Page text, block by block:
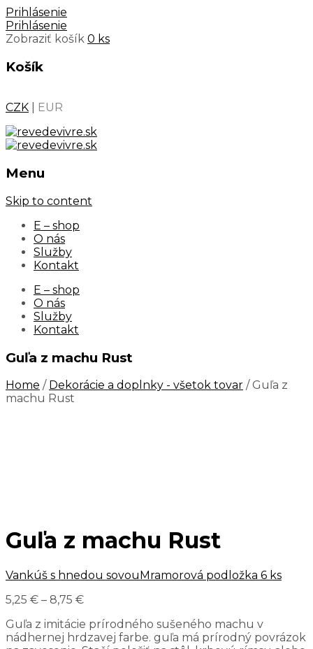
Prihlásenie
Prihlásenie
Zobraziť košík 0 ks
Košík
CZK EUR
Menu
Skip to content
E – shop
O nás
Služby
Kontakt
E – shop
O nás
Služby
Kontakt
Guľa z machu Rust
Home / Dekorácie a doplnky - všetok tovar / Guľa z
machu Rust
Guľa z machu Rust
Vankúš s hnedou sovou Mramorová podložka 6 ks
5,25 € – 8,75 €
Guľa z imitácie prírodného sušeného machu v
nádhernej hrdzavej farbe. guľa má prírodný povrázok